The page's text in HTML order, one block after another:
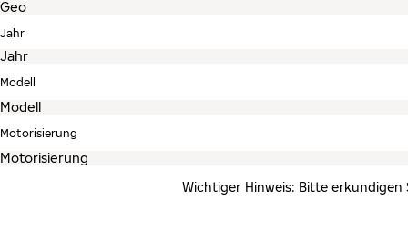
Jahr
Modell
Motorisierung
Wichtiger Hinweis: Bitte